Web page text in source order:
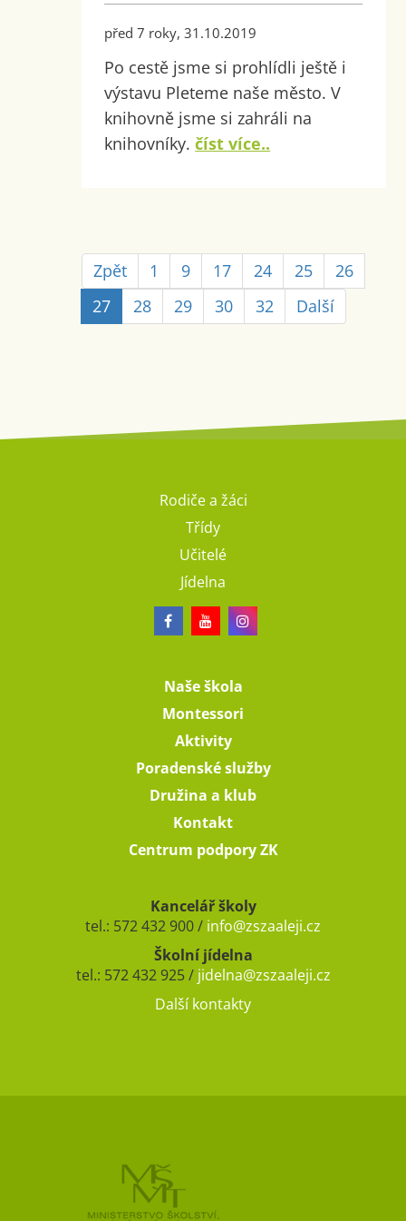
před 7 roky, 31.10.2019
Po cestě jsme si prohlídli ještě i
výstavu Pleteme naše město. V
knihovně jsme si zahráli na
knihovníky.číst více..
Zpět 1 9 17 24 25
26
27
28 29 30 32 Další
Rodiče a žáci
Třídy
Učitelé
Jídelna
Naše škola
Montessori
Aktivity
Poradenské služby
Družina a klub
Kontakt
Centrum podpory ZK
Kancelář školy
tel.: 572 432 900 / info@zszaaleji.cz
Školní jídelna
tel.: 572 432 925 / jidelna@zszaaleji.cz
Další kontakty